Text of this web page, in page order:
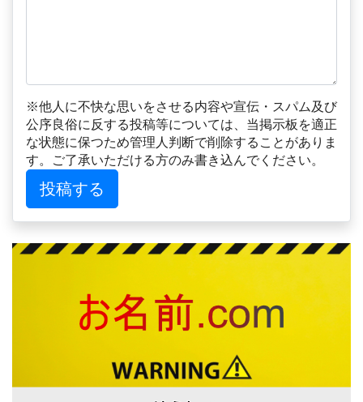
※他人に不快な思いをさせる内容や宣伝・スパム及び
公序良俗に反する投稿等については、当掲示板を適正
な状態に保つため管理人判断で削除することがありま
す。ご了承いただける方のみ書き込んでください。
投稿する